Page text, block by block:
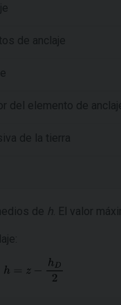
de anclaje
del elemento de
de la tierra
de h . El valor